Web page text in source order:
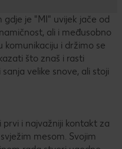
gdje je "MI" uvijek jače od
ali i međusobno
i držimo se
što znaš i rasti
velike snove, ali stoji
prvi i najvažniji kontakt za
mesom. Svojim